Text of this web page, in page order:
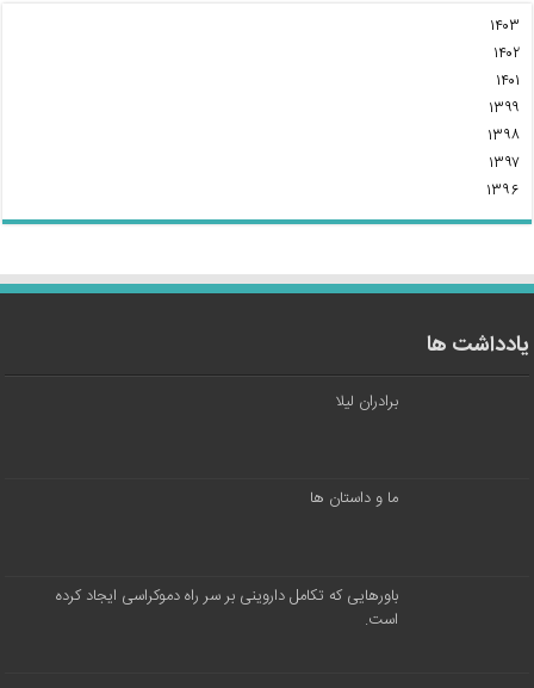
۱۴۰۳
۱۴۰۲
۱۴۰۱
۱۳۹۹
۱۳۹۸
۱۳۹۷
۱۳۹۶
یادداشت ها
برادران لیلا
ما و داستان ها
باورهایی که تکامل داروینی بر سر راه دموکراسی ایجاد کرده
است.